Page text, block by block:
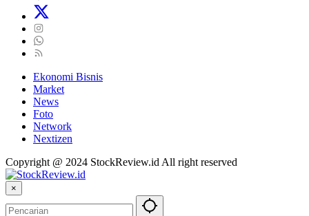
Ekonomi Bisnis
Market
News
Foto
Network
Nextizen
Copyright @ 2024 StockReview.id All right reserved
×